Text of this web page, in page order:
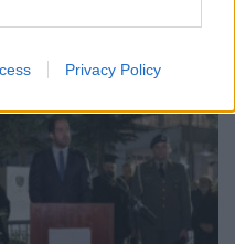
Privacy Policy